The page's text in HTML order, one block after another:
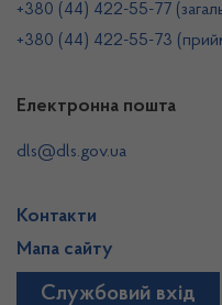
+380 (44) 422-55-77
+380 (44) 422-55-73
Електронна пошта
dls@dls.gov.ua
Контакти
Мапа сайту
Службовий вхід